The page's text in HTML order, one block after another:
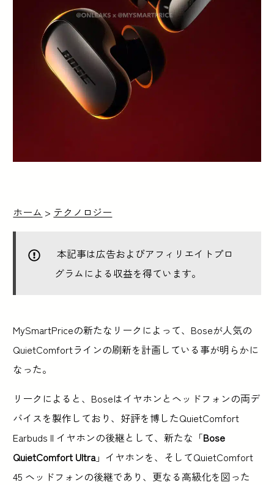
ホーム > テクノロジー
本記事は広告およびアフィリエイトプロ
グラムによる収益を得ています。
MySmartPriceの新たなリークによって、Boseが人気の
QuietComfortラインの刷新を計画している事が明らかに
なった。
リークによると、Boseはイヤホンとヘッドフォンの両デ
バイスを製作しており、好評を博したQuietComfort
Earbuds II イヤホンの後継として、新たな「Bose
QuietComfort Ultra」イヤホンを、そしてQuietComfort
45 ヘッドフォンの後継であり、更なる高級化を図った